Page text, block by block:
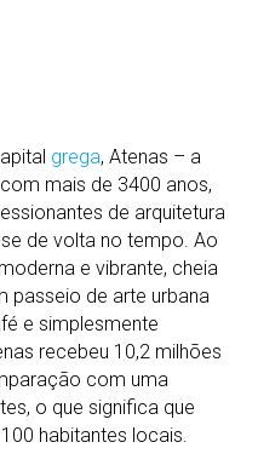
grega, Atenas – a
mais de 3400 anos,
de arquitetura
de volta no tempo. Ao
e vibrante, cheia
passeio de arte urbana
e simplesmente
recebeu 10,2 milhões
com uma
o que significa que
habitantes locais.